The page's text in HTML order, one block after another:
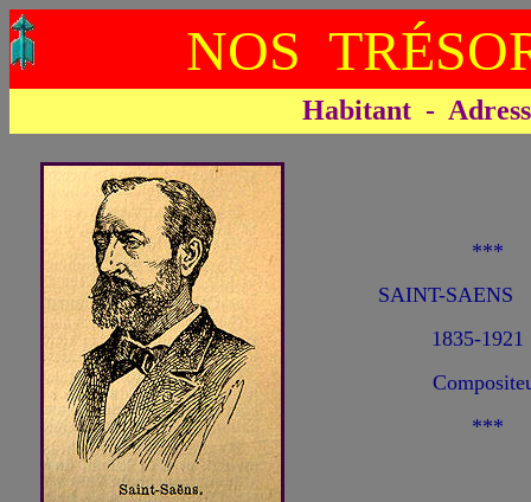
NOS
Habitant -
***
SAINT-SAENS
1835-1921
***